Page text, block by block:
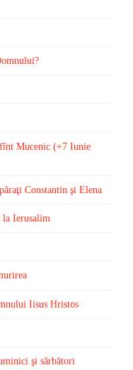
Mucenic (+7 Iunie
Constantin şi Elena
la Ierusalim
Iisus Hristos
şi sărbători